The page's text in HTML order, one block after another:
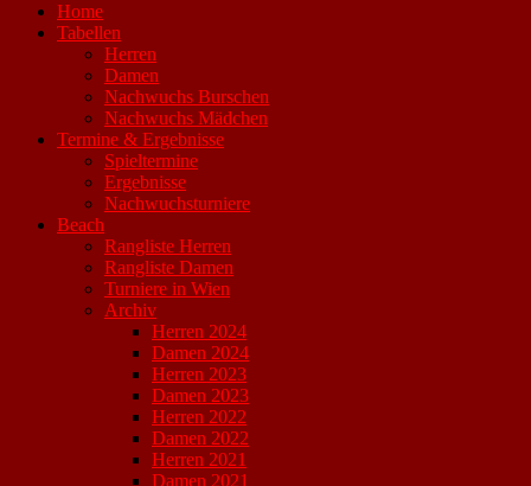
Home
Tabellen
Herren
Damen
Nachwuchs Burschen
Nachwuchs Mädchen
Termine & Ergebnisse
Spieltermine
Ergebnisse
Nachwuchsturniere
Beach
Rangliste Herren
Rangliste Damen
Turniere in Wien
Archiv
Herren 2024
Damen 2024
Herren 2023
Damen 2023
Herren 2022
Damen 2022
Herren 2021
Damen 2021